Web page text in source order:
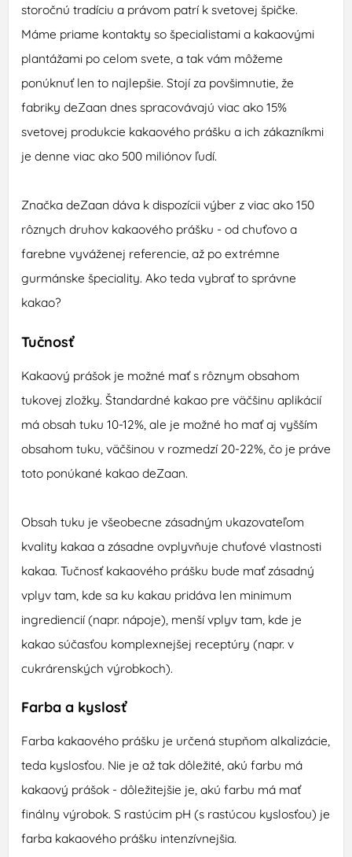
storočnú tradíciu a právom patrí k svetovej špičke.
Máme priame kontakty so špecialistami a kakaovými
plantážami po celom svete, a tak vám môžeme
ponúknuť len to najlepšie. Stojí za povšimnutie, že
fabriky deZaan dnes spracovávajú viac ako 15%
svetovej produkcie kakaového prášku a ich zákazníkmi
je denne viac ako 500 miliónov ľudí.
Značka deZaan dáva k dispozícii výber z viac ako 150
rôznych druhov kakaového prášku - od chuťovo a
farebne vyváženej referencie, až po extrémne
gurmánske špeciality. Ako teda vybrať to správne
kakao?
Tučnosť
Kakaový prášok je možné mať s rôznym obsahom
tukovej zložky. Štandardné kakao pre väčšinu aplikácií
má obsah tuku 10-12%, ale je možné ho mať aj vyšším
obsahom tuku, väčšinou v rozmedzí 20-22%, čo je práve
toto ponúkané kakao deZaan.
Obsah tuku je všeobecne zásadným ukazovateľom
kvality kakaa a zásadne ovplyvňuje chuťové vlastnosti
kakaa. Tučnosť kakaového prášku bude mať zásadný
vplyv tam, kde sa ku kakau pridáva len minimum
ingrediencií (napr. nápoje), menší vplyv tam, kde je
kakao súčasťou komplexnejšej receptúry (napr. v
cukrárenských výrobkoch).
Farba a kyslosť
Farba kakaového prášku je určená stupňom alkalizácie,
teda kyslosťou. Nie je až tak dôležité, akú farbu má
kakaový prášok - dôležitejšie je, akú farbu má mať
finálny výrobok. S rastúcim pH (s rastúcou kyslosťou) je
farba kakaového prášku intenzívnejšia.